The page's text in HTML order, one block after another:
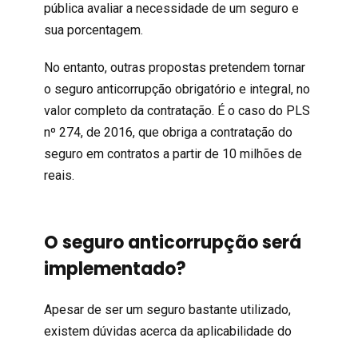
pública avaliar a necessidade de um seguro e
sua porcentagem.
No entanto, outras propostas pretendem tornar
o seguro anticorrupção obrigatório e integral, no
valor completo da contratação. É o caso do PLS
nº 274, de 2016, que obriga a contratação do
seguro em contratos a partir de 10 milhões de
reais.
O seguro anticorrupção será
implementado?
Apesar de ser um seguro bastante utilizado,
existem dúvidas acerca da aplicabilidade do